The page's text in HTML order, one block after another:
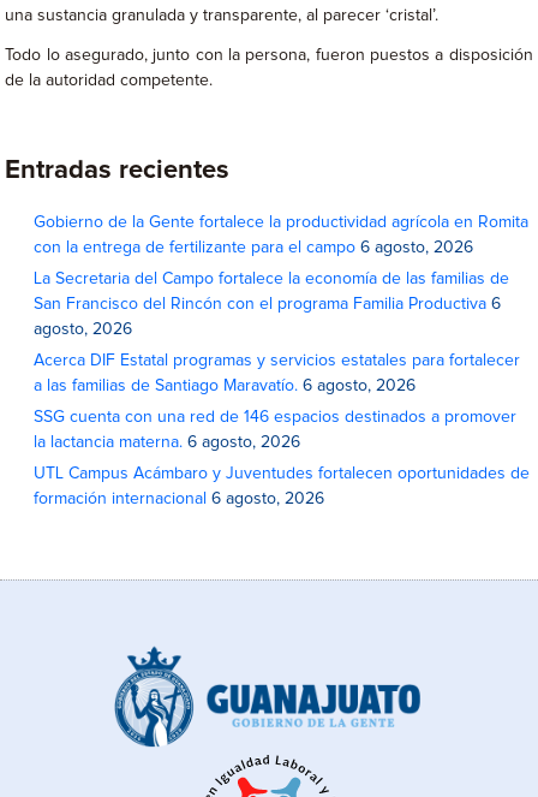
una sustancia granulada y transparente, al parecer ‘cristal’.
Todo lo asegurado, junto con la persona, fueron puestos a disposición
de la autoridad competente.
Entradas recientes
Gobierno de la Gente fortalece la productividad agrícola en Romita
con la entrega de fertilizante para el campo 6 agosto, 2026
La Secretaria del Campo fortalece la economía de las familias de
San Francisco del Rincón con el programa Familia Productiva 6
agosto, 2026
Acerca DIF Estatal programas y servicios estatales para fortalecer
a las familias de Santiago Maravatío. 6 agosto, 2026
SSG cuenta con una red de 146 espacios destinados a promover
la lactancia materna. 6 agosto, 2026
UTL Campus Acámbaro y Juventudes fortalecen oportunidades de
formación internacional 6 agosto, 2026